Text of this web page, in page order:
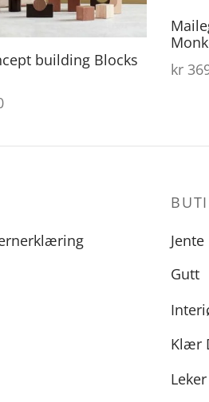
building Blocks
kr
Jente
Gutt
Klær
Leker